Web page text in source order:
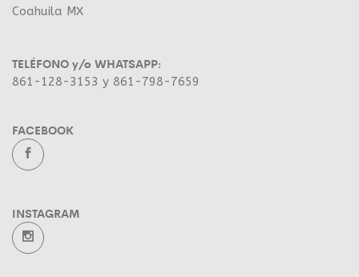
Coahuila MX
TELÉFONO y/o WHATSAPP:
861-128-3153 y 861-798-7659
FACEBOOK
INSTAGRAM